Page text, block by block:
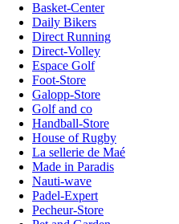
Basket-Center
Daily Bikers
Direct Running
Direct-Volley
Espace Golf
Foot-Store
Galopp-Store
Golf and co
Handball-Store
House of Rugby
La sellerie de Maé
Made in Paradis
Nauti-wave
Padel-Expert
Pecheur-Store